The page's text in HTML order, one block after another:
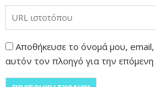
Αποθήκευσε το όνομά μου,
αυτόν τον πλοηγό για την